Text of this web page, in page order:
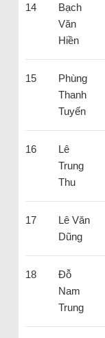
14
Bạch
Văn
Hiền
15
Phùng
Thanh
Tuyến
16
Lê
Trung
Thu
17
Lê Văn
Dũng
18
Đỗ
Nam
Trung